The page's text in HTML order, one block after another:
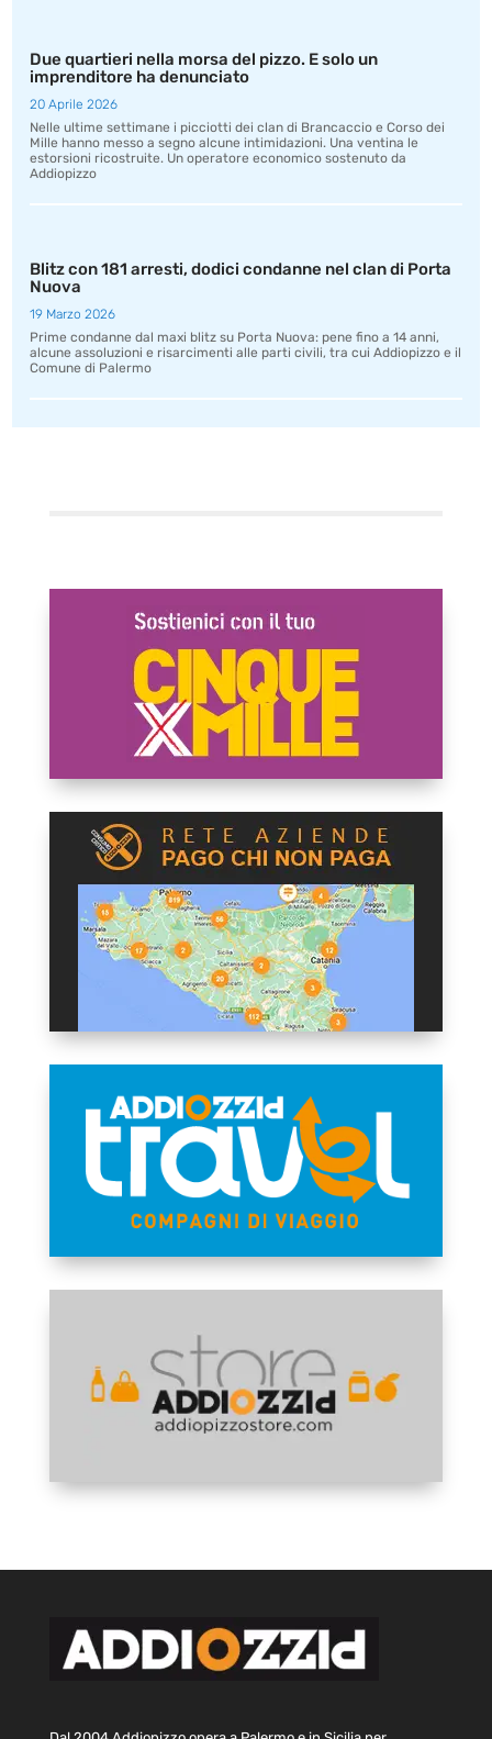
Due quartieri nella morsa del pizzo. E solo un
imprenditore ha denunciato
20 Aprile 2026
Nelle ultime settimane i picciotti dei clan di Brancaccio e Corso dei
Mille hanno messo a segno alcune intimidazioni. Una ventina le
estorsioni ricostruite. Un operatore economico sostenuto da
Addiopizzo
Blitz con 181 arresti, dodici condanne nel clan di Porta
Nuova
19 Marzo 2026
Prime condanne dal maxi blitz su Porta Nuova: pene fino a 14 anni,
alcune assoluzioni e risarcimenti alle parti civili, tra cui Addiopizzo e il
Comune di Palermo